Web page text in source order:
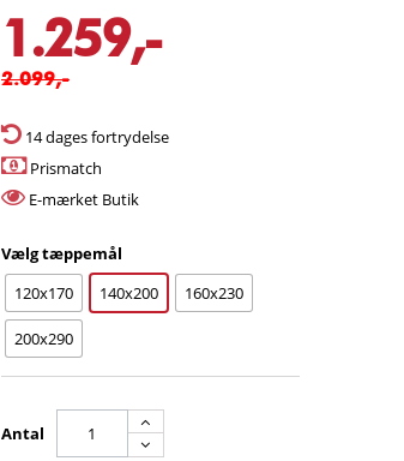
1.259,-
2.099,-
14 dages fortrydelse
Prismatch
E-mærket Butik
Vælg tæppemål
120x170
140x200 160x230
200x290
Antal